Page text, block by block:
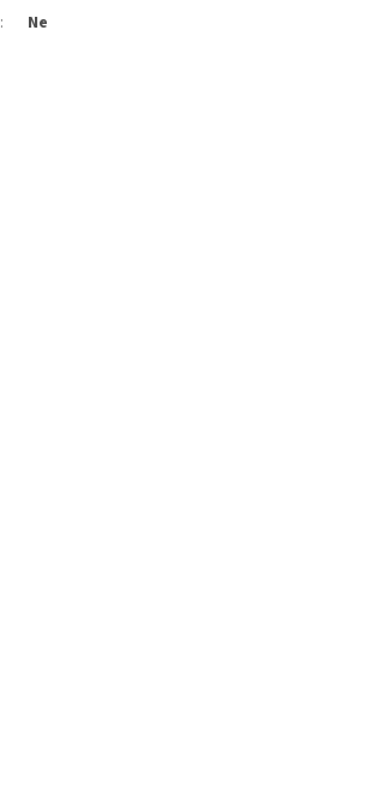
: Ne